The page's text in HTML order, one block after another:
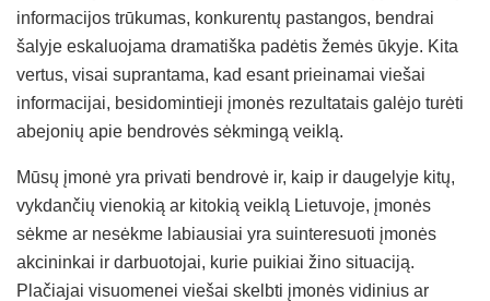
informacijos trūkumas, konkurentų pastangos, bendrai
šalyje eskaluojama dramatiška padėtis žemės ūkyje. Kita
vertus, visai suprantama, kad esant prieinamai viešai
informacijai, besidomintieji įmonės rezultatais galėjo turėti
abejonių apie bendrovės sėkmingą veiklą.
Mūsų įmonė yra privati bendrovė ir, kaip ir daugelyje kitų,
vykdančių vienokią ar kitokią veiklą Lietuvoje, įmonės
sėkme ar nesėkme labiausiai yra suinteresuoti įmonės
akcininkai ir darbuotojai, kurie puikiai žino situaciją.
Plačiajai visuomenei viešai skelbti įmonės vidinius ar